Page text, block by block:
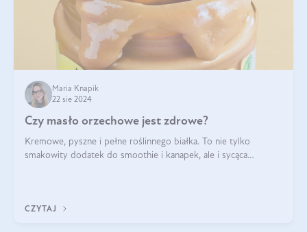
Maria Knapik
22 sie 2024
Czy masło orzechowe jest zdrowe?
Kremowe, pyszne i pełne roślinnego białka. To nie tylko
smakowity dodatek do smoothie i kanapek, ale i sycąca
CZYTAJ